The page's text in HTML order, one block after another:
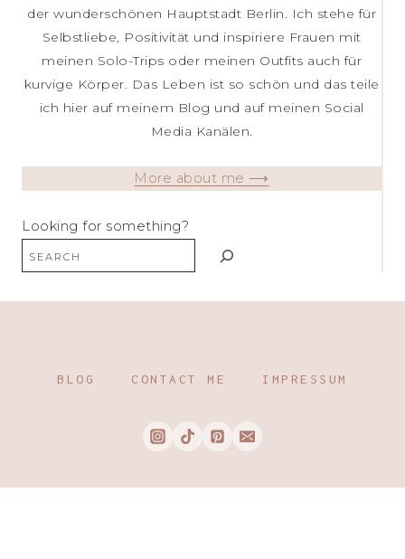
der wunderschönen Hauptstadt Berlin. Ich stehe für
Selbstliebe, Positivität und inspiriere Frauen mit
meinen Solo-Trips oder meinen Outfits auch für
kurvige Körper. Das Leben ist so schön und das teile
ich hier auf meinem Blog und auf meinen Social
Media Kanälen.
More about me ⟶
Looking for something?
BLOG CONTACT ME IMPRESSUM